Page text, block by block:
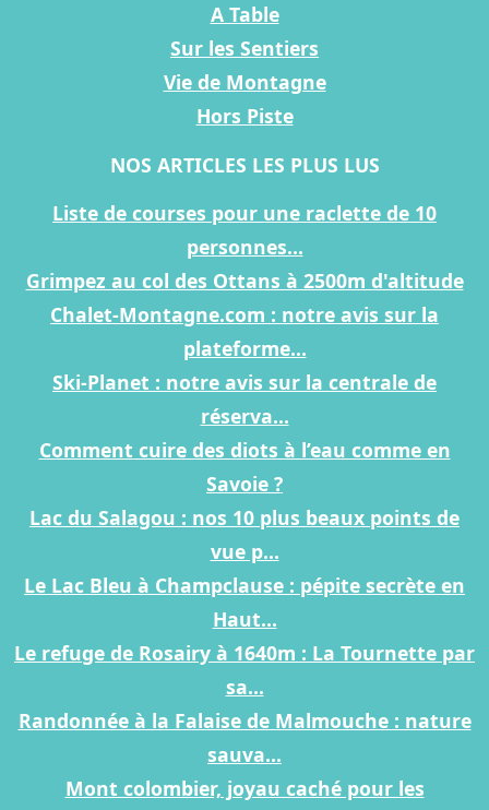
A Table
Sur les Sentiers
Vie de Montagne
Hors Piste
NOS ARTICLES LES PLUS LUS
Liste de courses pour une raclette de 10
personnes...
Grimpez au col des Ottans à 2500m d'altitude
Chalet-Montagne.com : notre avis sur la
plateforme...
Ski-Planet : notre avis sur la centrale de
réserva...
Comment cuire des diots à l’eau comme en
Savoie ?
Lac du Salagou : nos 10 plus beaux points de
vue p...
Le Lac Bleu à Champclause : pépite secrète en
Haut...
Le refuge de Rosairy à 1640m : La Tournette par
sa...
Randonnée à la Falaise de Malmouche : nature
sauva...
Mont colombier, joyau caché pour les